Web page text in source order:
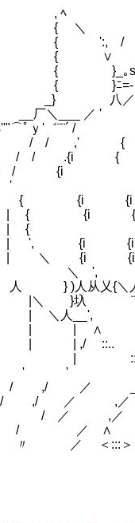
ﾍ
/
｡s-
=ﾆ二二
¨￣
八／
＼
ﾟｙ'
/ / ,'
/ /
-≦/
}
{i }
{i {i |
| /
{i | | ,
{i {i | |
{ |ヽ 八
从乂{＼人人
¨¨￣￣￣′￣
人__',
∧
::..
＞s
_,,≧}
,／ {
,／
／ ∧
／
(19)
Ｏ (12)